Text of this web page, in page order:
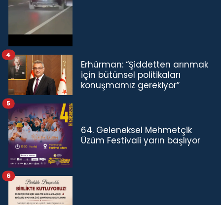
Erhürman: “Şiddetten arınmak
için bütünsel politikaları
konuşmamız gerekiyor”
4
64. Geleneksel Mehmetçik
Üzüm Festivali yarın başlıyor
5
6